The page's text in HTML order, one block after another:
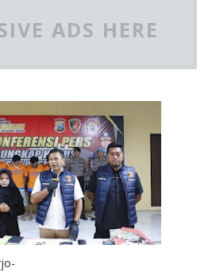
ADS HERE